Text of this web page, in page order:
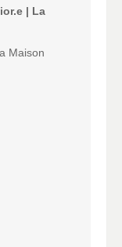
| La
Maison